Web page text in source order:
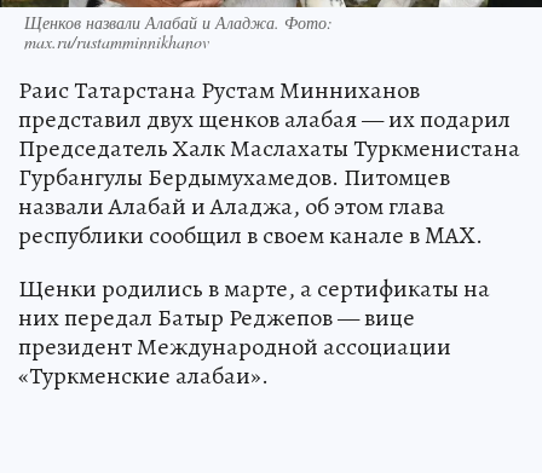
max.ru/rustamminnikhanov
Раис Татарстана Рустам Минниханов
представил двух щенков алабая — их подарил
Председатель Халк Маслахаты Туркменистана
Гурбангулы Бердымухамедов. Питомцев
назвали Алабай и Аладжа, об этом глава
республики сообщил в своем канале в MAX.
Щенки родились в марте, а сертификаты на
них передал Батыр Реджепов — вице
президент Международной ассоциации